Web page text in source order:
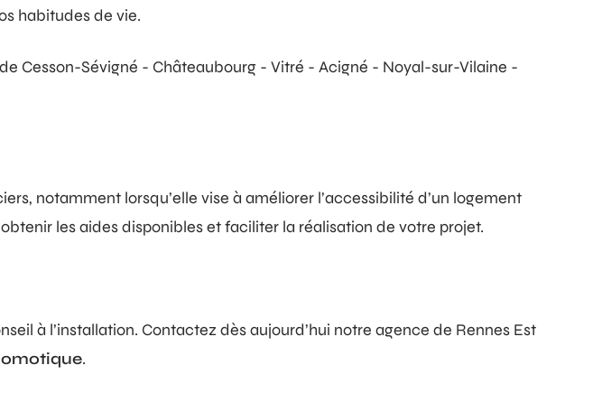
habitudes de vie.
Cesson-Sévigné - Châteaubourg - Vitré - Acigné - Noyal-sur-Vilaine -
notamment lorsqu’elle vise à améliorer l’accessibilité d’un logement
les aides disponibles et faciliter la réalisation de votre projet.
à l’installation. Contactez dès aujourd’hui notre agence de Rennes Est
.